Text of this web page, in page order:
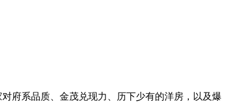
府系品质、金茂兑现力、历下少有的洋房，以及爆